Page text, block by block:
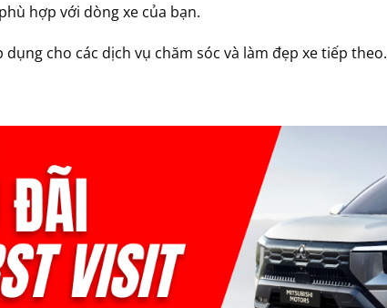
hợp với dòng xe của bạn.
dụng cho các dịch vụ chăm sóc và làm đẹp xe tiếp theo.